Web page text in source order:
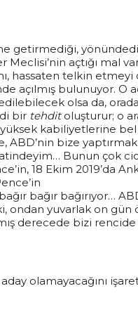
getirmediği,
açtığı mal
hassaten telkin
açılmış bulunuyor. O
olsa da,
bir tehditoluşturur; o
kabiliyetlerine
ABD’nin bize
Bunun çok
18 Ekim 2019’da
bağır bağırıyor…
ondan yuvarlak on gün
derecede bizi
olamayacağını